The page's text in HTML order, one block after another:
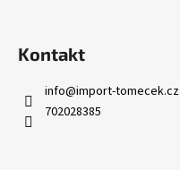
Kontakt
info@import-tomecek.cz
702028385